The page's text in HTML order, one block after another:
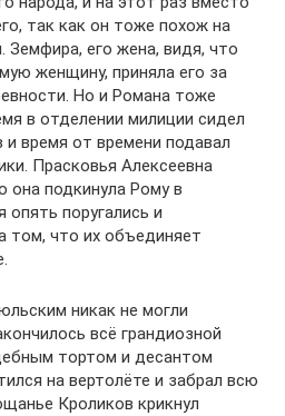
так как он тоже похож на
Земфира, его жена, видя, что
женщину, приняла его за
Но и Романа тоже
в отделении милиции сидел
время от времени подавал
Прасковья Алексеевна
она подкинула Рому в
опять поругались и
том, что их объединяет
никак не могли
всё грандиозной
тортом и десантом
на вертолёте и забрал всю
Кроликов крикнул